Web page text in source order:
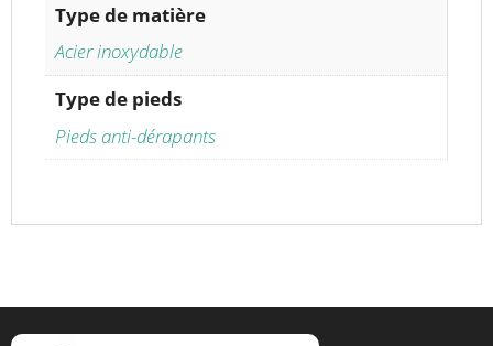
Type de matière
Acier inoxydable
Type de pieds
Pieds anti-dérapants